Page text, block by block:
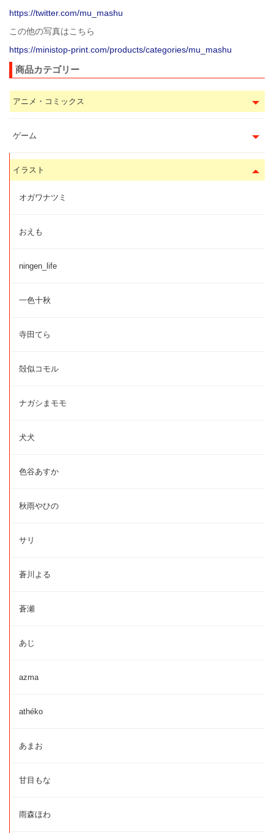
https://twitter.com/mu_mashu
この他の写真はこちら
https://ministop-print.com/products/categories/mu_mashu
商品カテゴリー
アニメ・コミックス
ゲーム
イラスト
オガワナツミ
おえも
ningen_life
一色十秋
寺田てら
殻似コモル
ナガシまモモ
犬犬
色谷あすか
秋雨やひの
サリ
蒼川よる
蒼瀬
あじ
azma
athéko
あまお
甘目もな
雨森ほわ